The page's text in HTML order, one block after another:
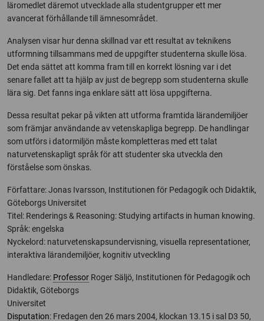
läromedlet däremot utvecklade alla studentgrupper ett mer
avancerat förhållande till ämnesområdet.
Analysen visar hur denna skillnad var ett resultat av teknikens
utformning tillsammans med de uppgifter studenterna skulle lösa.
Det enda sättet att komma fram till en korrekt lösning var i det
senare fallet att ta hjälp av just de begrepp som studenterna skulle
lära sig. Det fanns inga enklare sätt att lösa uppgifterna.
Dessa resultat pekar på vikten att utforma framtida lärandemiljöer
som främjar användande av vetenskapliga begrepp. De handlingar
som utförs i datormiljön måste kompletteras med ett talat
naturvetenskapligt språk för att studenter ska utveckla den
förståelse som önskas.
Författare: Jonas Ivarsson, Institutionen för Pedagogik och Didaktik,
Göteborgs Universitet
Titel: Renderings & Reasoning: Studying artifacts in human knowing.
Språk: engelska
Nyckelord: naturvetenskapsundervisning, visuella representationer,
interaktiva lärandemiljöer, kognitiv utveckling
Handledare: Professor Roger Säljö, Institutionen för Pedagogik och
Didaktik, Göteborgs
Universitet
Disputation: Fredagen den 26 mars 2004, klockan 13.15 i sal D3 50,